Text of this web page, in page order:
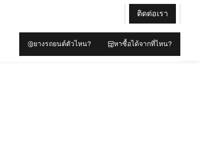
ติดต่อเรา
ยางรถยนต์ตัวไหน? หาซื้อได้จากที่ไหน?